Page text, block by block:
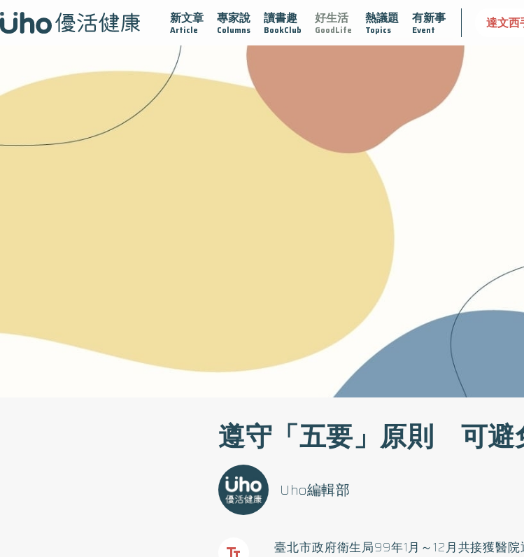
新文章
Article
專家說
Columns
讀書趣
BookClub
好生活
GoodLife
熱議題
Topics
有新事
Event
疫情保衛戰 再生醫學 愛的未來視 認識攝護腺肥大 守護骨骼健康 達文西手術專欄
遵守「五要」原則 可避
Uho編輯部
臺北市政府衛生局99年1月～12月共接獲醫